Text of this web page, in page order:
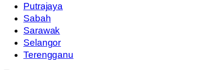
Putrajaya
Sabah
Sarawak
Selangor
Terengganu